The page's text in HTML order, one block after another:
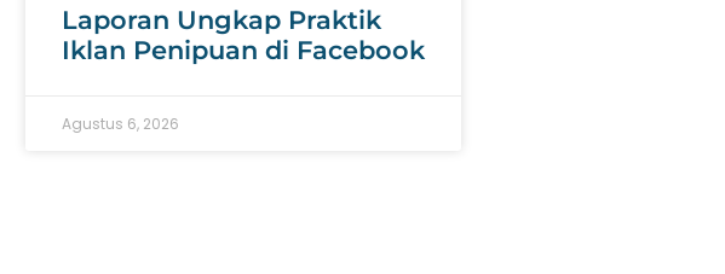
Laporan Ungkap Praktik
Iklan Penipuan di Facebook
Agustus 6, 2026